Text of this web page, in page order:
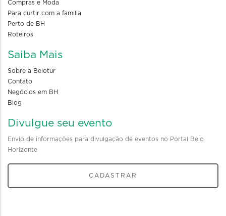
Compras e Moda
Para curtir com a familia
Perto de BH
Roteiros
Saiba Mais
Sobre a Belotur
Contato
Negócios em BH
Blog
Divulgue seu evento
Envio de informações para divulgação de eventos no Portal Belo
Horizonte
CADASTRAR